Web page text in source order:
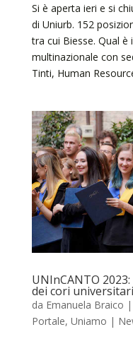
Si è aperta ieri e si
di Uniurb. 152
tra cui Biesse. Qual è
multinazionale con
Tinti, Human
UNInCANTO
dei cori universitari
da Emanuela Braico |
Portale, Uniamo |